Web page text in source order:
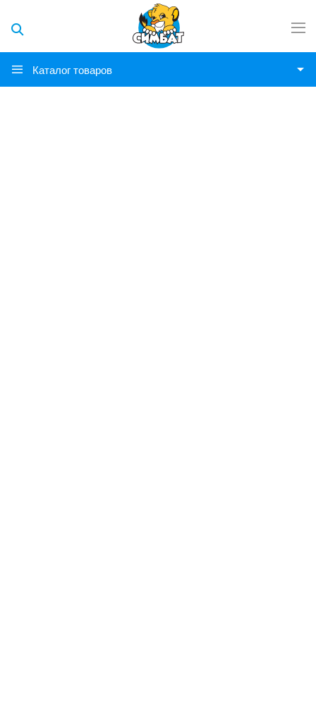
Каталог товаров